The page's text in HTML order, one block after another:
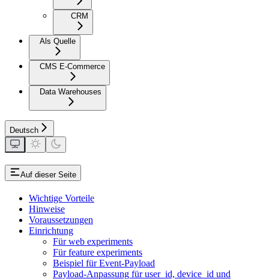
CRM
Als Quelle
CMS E-Commerce
Data Warehouses
Deutsch
Auf dieser Seite
Wichtige Vorteile
Hinweise
Voraussetzungen
Einrichtung
Für web experiments
Für feature experiments
Beispiel für Event-Payload
Payload-Anpassung für user_id, device_id und